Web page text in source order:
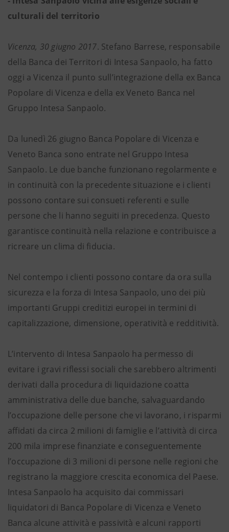
culturali del territorio
Vicenza, 30 giugno 2017. Stefano Barrese, responsabile
della Banca dei Territori di Intesa Sanpaolo, ha fatto
oggi a Vicenza il punto sull’integrazione della ex Banca
Popolare di Vicenza e della ex Veneto Banca nel
Gruppo Intesa Sanpaolo.
Da lunedì 26 giugno Banca Popolare di Vicenza e
Veneto Banca sono entrate nel Gruppo Intesa
Sanpaolo. Le due banche funzionano regolarmente e
in continuità con la precedente situazione e i clienti
possono contare sui consueti referenti e sulle
persone che li hanno seguiti in precedenza. Questo
garantisce continuità nella relazione e contribuisce a
ricreare un clima di fiducia.
Nel contempo i clienti possono contare da ora sulla
sicurezza e la forza di Intesa Sanpaolo, uno dei più
importanti Gruppi creditizi europei in termini di
capitalizzazione, dimensione, operatività e redditività.
L’intervento di Intesa Sanpaolo ha permesso di
evitare i gravi riflessi sociali che sarebbero altrimenti
derivati dalla procedura di liquidazione coatta
amministrativa delle due banche, salvaguardando
l’occupazione delle persone che vi lavorano, i risparmi
affidati da circa 2 milioni di famiglie e l’attività di circa
200 mila imprese finanziate e conseguentemente
l’occupazione di 3 milioni di persone nelle regioni che
registrano la maggiore crescita economica del Paese.
Intesa Sanpaolo ha acquisito dai commissari
liquidatori di Banca Popolare di Vicenza e Veneto
Banca alcune attività e passività e alcuni rapporti